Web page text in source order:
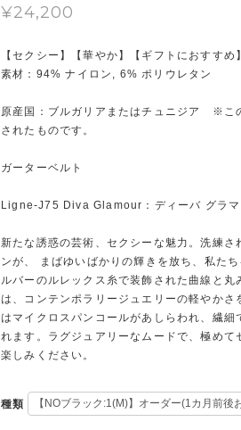
¥24,200
【セクシー】【華やか】【ギフトにおすすめ】
素材：94% ナイロン, 6% ポリウレタン
原産国：ブルガリアまたはチュニジア ※こ
されたものです。
ガーターベルト
Ligne-J75 Diva Glamour：ディーバ グラマ
新たな誘惑の芸術、セクシーな魅力。洗練さ
ンが、 まばゆいばかりの輝きを放ち、私た
ルバーのルレックス糸で装飾された曲線と丸
は、コンテンポラリージュエリーの軽やかさ
はマイクロスパンコールがあしらわれ、繊細
れます。ラグジュアリーなムードで、極めて
楽しみください。
種類